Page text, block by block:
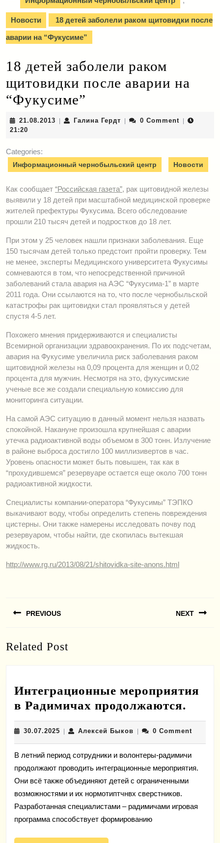
Новости 18 детей заболели раком щитовидки после
аварии на “Фукусиме”
18 детей заболели раком
щитовидки после аварии на
“Фукусиме”
21.08.2013 21.08.2013Галина Гердт Галина0 Comment
21:20
Categories:
Информационный чернобыльский центр Новости
Как сообщает “Российская газета”, рак щитовидной железы
выявили у 18 детей при масштабной медицинской проверке
жителей префектуры Фукусима. Всего обследование
прошли 210 тысяч детей и подростков до 18 лет.
При этом у 25 человек нашли признаки заболевания. Еще
150 тысячам детей только предстоит пройти проверку. Тем
не менее, эксперты Медицинского университета Фукусимы
сомневаются в том, что непосредственной причиной
заболеваний стала авария на АЭС “Фукусима-1” в марте
2011 года. Они ссылаются на то, что после чернобыльской
катастрофы рак щитовидки стал проявляться у детей
спустя 4-5 лет.
Похожего мнения придерживаются и специалисты
Всемирной организации здравоохранения. По их подсчетам,
авария на Фукусиме увеличила риск заболевания раком
щитовидной железы на 0,09 процента для женщин и 0,02
процента для мужчин. Несмотря на это, фукусимские
ученые все же создали специальную комиссию для
мониторинга ситуации.
На самой АЭС ситуацию в данный момент нельзя назвать
спокойной. Накануне произошла крупнейшая с аварии
утечка радиоактивной воды объемом в 300 тонн. Излучение
в районе выброса достигло 100 миллизивертов в час.
Уровень опасности может быть повышен, так как в
“прохудившемся” резервуаре остается еще около 700 тонн
радиоактивной жидкости.
Специалисты компании-оператора “Фукусимы” ТЭПКО
выкачивают воду, чтобы определить степень повреждения
цистерны. Они также намерены исследовать почву под
резервуаром, чтобы найти, где скопилась вытекшая
жидкость.
http://www.rg.ru/2013/08/21/shitovidka-site-anons.html
по
PREVIOUS
post:
NEXT
Related Post
Интеграционные мероприятия
в Радимичах продолжаются.
в
30.07.2025 30.07.2025
| Алексей БыковАлексей
| 0 Comment
В летний период сотрудники и волонтеры-радимичи
продолжают проводить интеграционные мероприятия.
Они всё также объединяют детей с ограниченными
возможностями и их нормотиптчнвх сверстников.
Разработанная специалистами – радимичами игровая
программа способствует формированию